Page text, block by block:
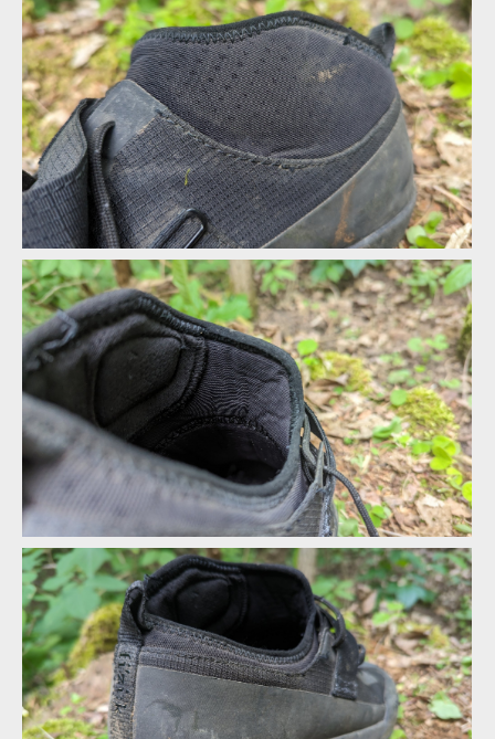
Vnitřní botičku tvoří materiál vzhledově podobný neoprenu
Vnitřní botičku tvoří materiál vzhledově podobný neoprenu
Vnitřní botičku tvoří materiál vzhledově podobný neoprenu
Vnitřní botičku tvoří materiál vzhledově podobný neoprenu
Vnitřní botičku tvoří materiál vzhledově podobný neoprenu
Vnitřní botičku tvoří materiál vzhledově podobný neoprenu
Tradiční jazyk byste hledali marně
Tradiční jazyk byste hledali marně
Tradiční jazyk byste hledali marně